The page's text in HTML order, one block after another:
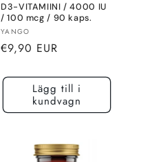
D3-VITAMIINI / 4000 IU
/ 100 mcg / 90 kaps.
Säljare:
YANGO
Normalt
€9,90 EUR
Lägg till i
kundvagn